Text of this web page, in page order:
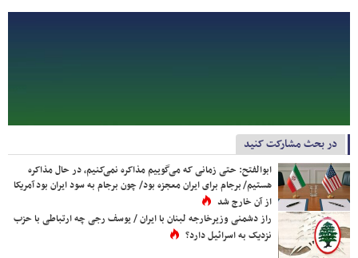
در بحث مشارکت کنید
ابوالفتح: حتی زمانی که می‌گوییم مذاکره نمی‌کنیم، در حال مذاکره
هستیم/ برجام برای ایران معجزه بود/ چون برجام به سود ایران بود آمریکا
از آن خارج شد
راز دشمنی وزیرخارجه لبنان با ایران / یوسف رجی چه ارتباطی با حزب
نزدیک به اسرائیل دارد؟